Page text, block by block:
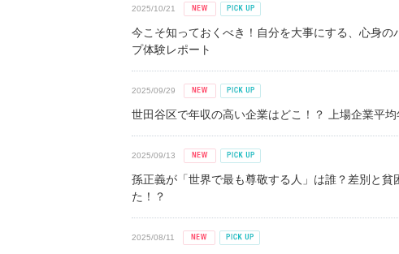
2025/10/21
今こそ知っておくべき！自分を大事にする、心身
プ体験レポート
2025/09/29
世田谷区で年収の高い企業はどこ！？ 上場企業平
2025/09/13
孫正義が「世界で最も尊敬する人」は誰？差別と
た！？
2025/08/11